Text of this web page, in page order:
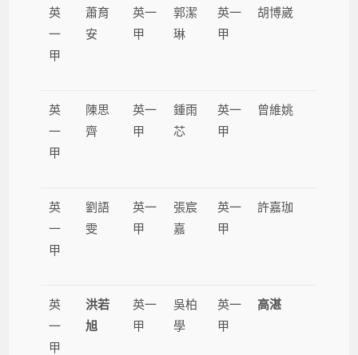
英
一
甲
蕭育
安
英一
甲
郭潔
琳
英一
甲
胡博崴
英
一
甲
陳思
齊
英一
甲
鍾雨
芯
英一
甲
曾維姚
英
一
甲
劉語
雯
英一
甲
張宸
嘉
英一
甲
許嘉珈
英
一
甲
洪若
旭
英一
甲
吳柏
學
英一
甲
高湛